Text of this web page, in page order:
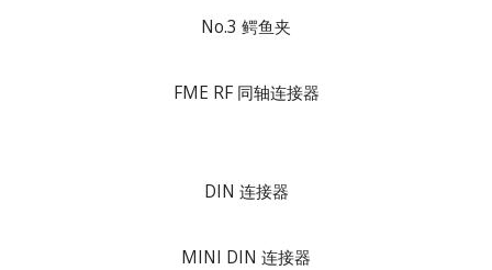
No.3 鳄鱼夹
FME RF 同轴连接器
DIN 连接器
MINI DIN 连接器